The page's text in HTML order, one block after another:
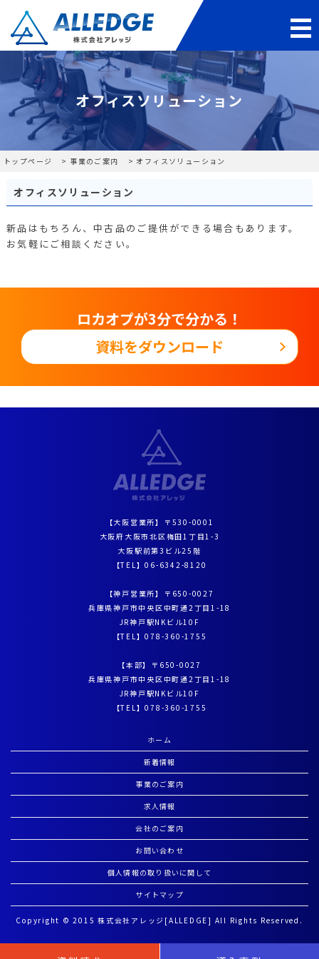
オフィスソリューション
トップページ 事業のご案内 オフィスソリューション
オフィスソリューション
新品はもちろん、中古品のご提供ができる場合もあります。
お気軽にご相談ください。
ロカオプが3分で分かる！
資料をダウンロード
【大阪営業所】〒530-0001
大阪府大阪市北区梅田1丁目1-3
大阪駅前第3ビル25階
【TEL】06-6342-8120
【神戸営業所】〒650-0027
兵庫県神戸市中央区中町通2丁目1-18
JR神戸駅NKビル10F
【TEL】078-360-1755
【本部】〒650-0027
兵庫県神戸市中央区中町通2丁目1-18
JR神戸駅NKビル10F
【TEL】078-360-1755
ホーム
新着情報
事業のご案内
求人情報
会社のご案内
お問い合わせ
個人情報の取り扱いに関して
サイトマップ
Copyright © 2015 株式会社アレッジ[ALLEDGE] All Rights Reserved.